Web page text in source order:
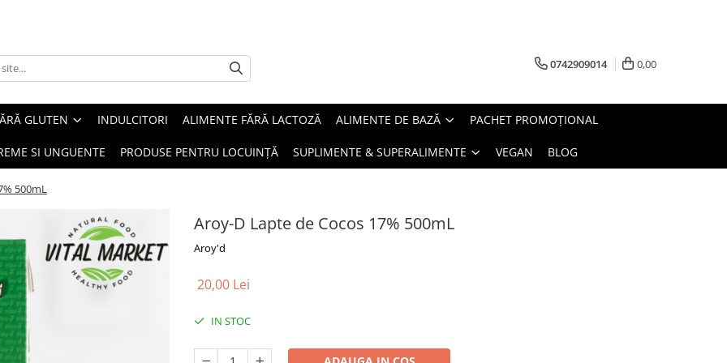
0742909014 0,00
GLUTEN INDULCITORI ALIMENTE FĂRĂ LACTOZĂ ALIMENTE DE BAZĂ PACHET PROMOȚIONAL
SI UNGUENTE PRODUSE PENTRU LOCUINȚĂ SUPLIMENTE & SUPERALIMENTE VEGAN BLOG
500mL
Aroy-D Lapte de Cocos 17% 500mL
Aroy'd
20,00 Lei
IN STOC